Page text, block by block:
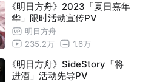
《明日方舟》2023「夏日嘉年
华」限时活动宣传PV
明日方舟
235.2万
1.6万
《明日方舟》SideStory「将
进酒」活动先导PV